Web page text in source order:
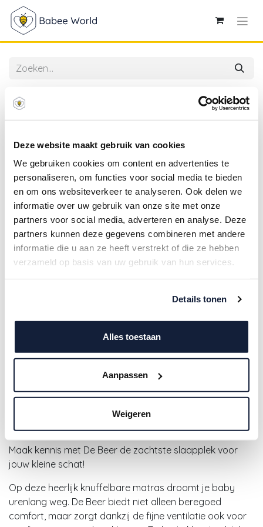
Deze website maakt gebruik van cookies
We gebruiken cookies om content en advertenties te
personaliseren, om functies voor social media te bieden
en om ons websiteverkeer te analyseren. Ook delen we
informatie over uw gebruik van onze site met onze
partners voor social media, adverteren en analyse. Deze
partners kunnen deze gegevens combineren met andere
informatie die u aan ze heeft verstrekt of die ze hebben
verzameld op basis van uw gebruik van hun services.
Details tonen
Alles toestaan
Aanpassen
Weigeren
Zzzoo | Matras vr Park Rond Beer Ø90cm
Zzzoo | Matras vr Park Rond
Beer Ø90cm
Maak kennis met De Beer de zachtste slaapplek voor
jouw kleine schat!
Op deze heerlijk knuffelbare matras droomt je baby
urenlang weg. De Beer biedt niet alleen beregoed
comfort, maar zorgt dankzij de fijne ventilatie ook voor